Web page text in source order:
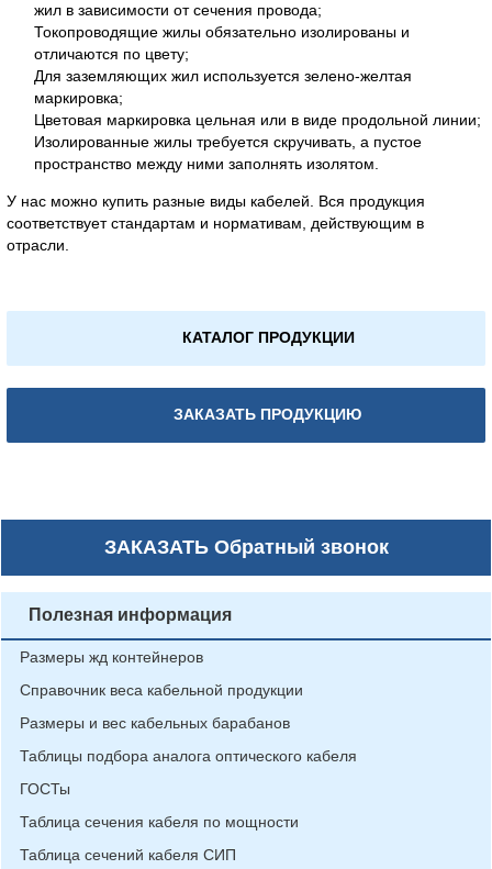
жил в зависимости от сечения провода;
Токопроводящие жилы обязательно изолированы и
отличаются по цвету;
Для заземляющих жил используется зелено-желтая
маркировка;
Цветовая маркировка цельная или в виде продольной линии;
Изолированные жилы требуется скручивать, а пустое
пространство между ними заполнять изолятом.
У нас можно купить разные виды кабелей. Вся продукция
соответствует стандартам и нормативам, действующим в
отрасли.
КАТАЛОГ ПРОДУКЦИИ
ЗАКАЗАТЬ ПРОДУКЦИЮ
ЗАКАЗАТЬОбратный звонок
Полезная информация
Размеры жд контейнеров
Справочник веса кабельной продукции
Размеры и вес кабельных барабанов
Таблицы подбора аналога оптического кабеля
ГОСТы
Таблица сечения кабеля по мощности
Таблица сечений кабеля СИП